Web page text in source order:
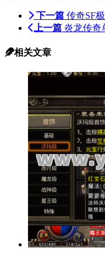
下一篇 传奇SF
上一篇 炎龙传奇
相关文章